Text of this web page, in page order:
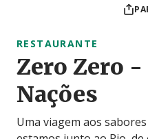
RESTAURANTE
Zero Zero -
Nações
Uma viagem aos